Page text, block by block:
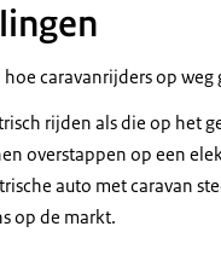
hoe caravanrijders op
rijden als die op het
overstappen op een
auto met caravan
op de markt.